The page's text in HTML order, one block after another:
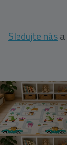
Sledujte nás